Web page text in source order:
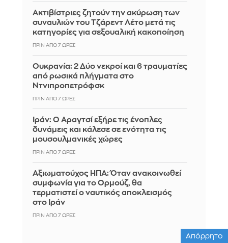
Ακτιβίστριες ζητούν την ακύρωση των
συναυλιών του Τζάρεντ Λέτο μετά τις
κατηγορίες για σεξουαλική κακοποίηση
ΠΡΙΝ ΑΠΌ 7 ΏΡΕΣ
Ουκρανία: 2 Δύο νεκροί και 6 τραυματίες
από ρωσικά πλήγματα στο
Ντνιπροπετρόφσκ
ΠΡΙΝ ΑΠΌ 7 ΏΡΕΣ
Ιράν: Ο Αραγτσί εξήρε τις ένοπλες
δυνάμεις και κάλεσε σε ενότητα τις
μουσουλμανικές χώρες
ΠΡΙΝ ΑΠΌ 7 ΏΡΕΣ
Αξιωματούχος ΗΠΑ: Όταν ανακοινωθεί
συμφωνία για το Ορμούζ, θα
τερματιστεί ο ναυτικός αποκλεισμός
στο Ιράν
ΠΡΙΝ ΑΠΌ 7 ΏΡΕΣ
Απόρρητο